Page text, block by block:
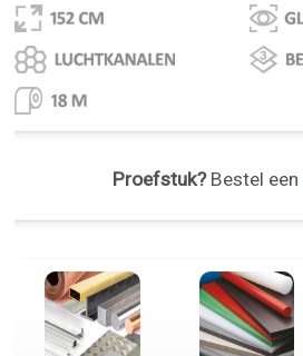
Proefstuk?Bestel een